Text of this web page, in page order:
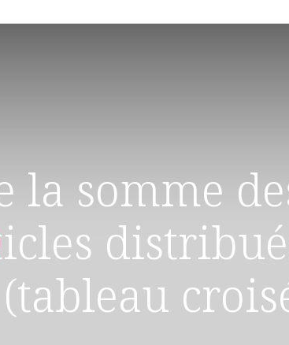
la somme